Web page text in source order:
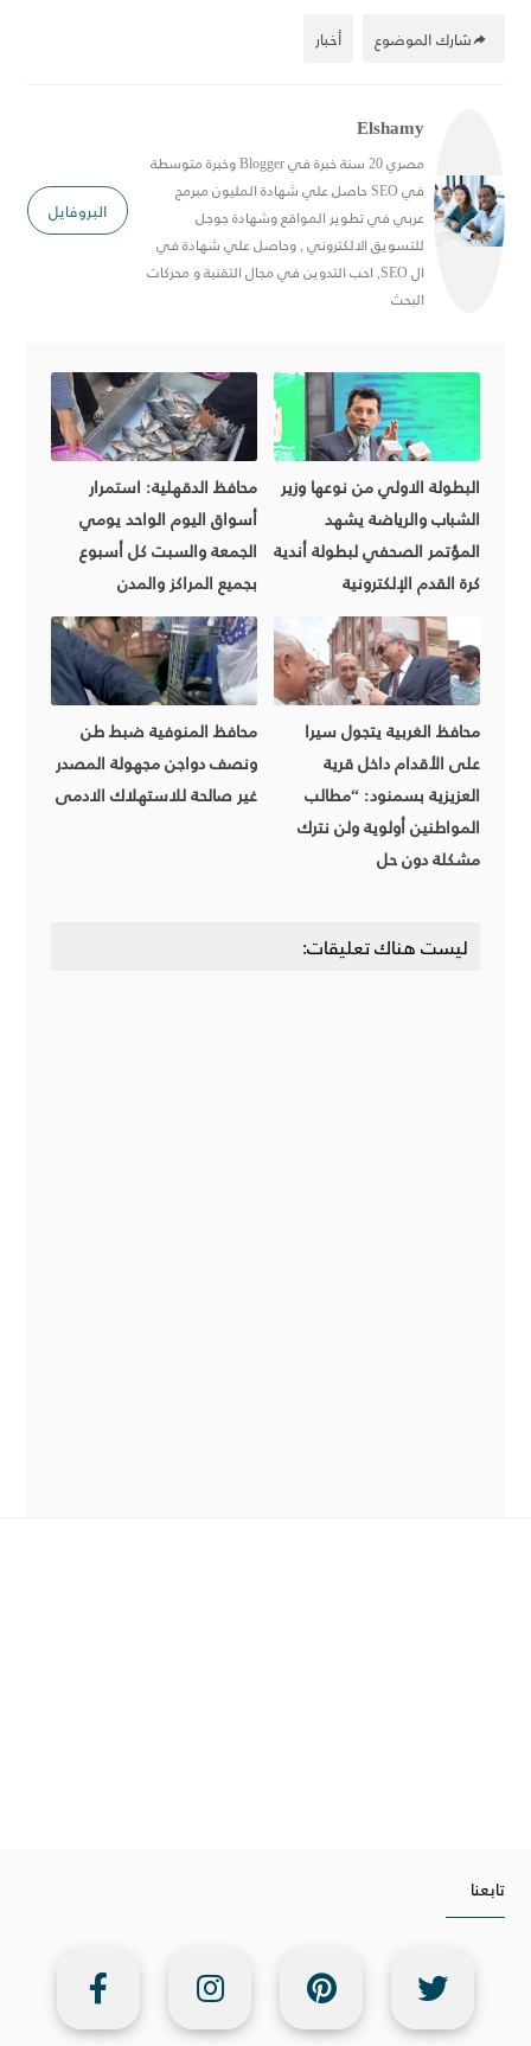
أخبار شارك الموضوع
Elshamy
مصري 20 سنة خبرة في Blogger وخبرة متوسطة
في SEO حاصل علي شهادة المليون مبرمج
عربي في تطوير المواقع وشهادة جوجل
للتسويق الالكتروني , وحاصل علي شهادة في
ال SEO, احب التدوين في مجال التقنية و محركات
البحث
البروفايل
محافظ الدقهلية: استمرار
أسواق اليوم الواحد يومي
الجمعة والسبت كل أسبوع
بجميع المراكز والمدن
البطولة الاولي من نوعها وزير
الشباب والرياضة يشهد
المؤتمر الصحفي لبطولة أندية
كرة القدم الإلكترونية
محافظ المنوفية ضبط طن
ونصف دواجن مجهولة المصدر
غير صالحة للاستهلاك الادمى
محافظ الغربية يتجول سيرا
على الأقدام داخل قرية
العزيزية بسمنود: “مطالب
المواطنين أولوية ولن نترك
مشكلة دون حل
ليست هناك تعليقات:
تابعنا